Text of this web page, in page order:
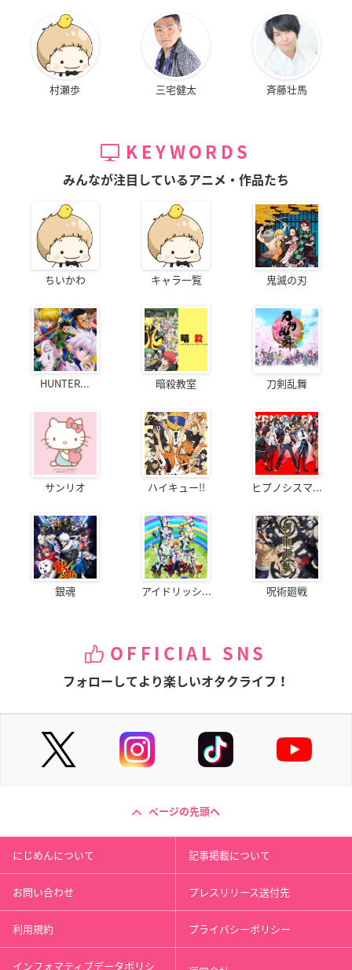
村瀬歩 三宅健太 斉藤壮馬
KEYWORDS
みんなが注目しているアニメ・作品たち
ちいかわ キャラ一覧 鬼滅の刃
HUNTER... 暗殺教室 刀剣乱舞
サンリオ ハイキュー!! ヒプノシスマ...
銀魂 アイドリッシ... 呪術廻戦
OFFICIAL SNS
フォローしてより楽しいオタクライフ！
ページの先頭へ
にじめんについて 記事掲載について
お問い合わせ プレスリリース送付先
利用規約 プライバシーポリシー
インフォマティブデータポリシ